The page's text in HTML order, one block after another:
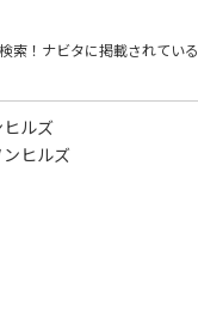
索！ ナビタに掲載されている
ルズ
ヒルズ